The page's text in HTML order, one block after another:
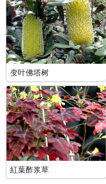
变叶佛塔树
紅葉酢浆草